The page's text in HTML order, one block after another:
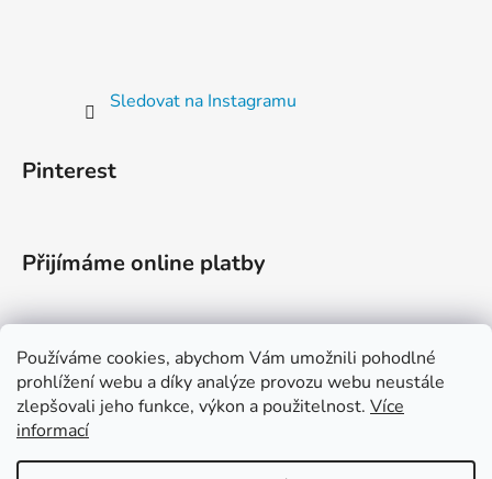
Používáme cookies, abychom Vám umožnili pohodlné
prohlížení webu a díky analýze provozu webu neustále
zlepšovali jeho funkce, výkon a použitelnost. Více
informací
Sledovat na Instagramu
Pinterest
Přijímáme online platby
Instagram